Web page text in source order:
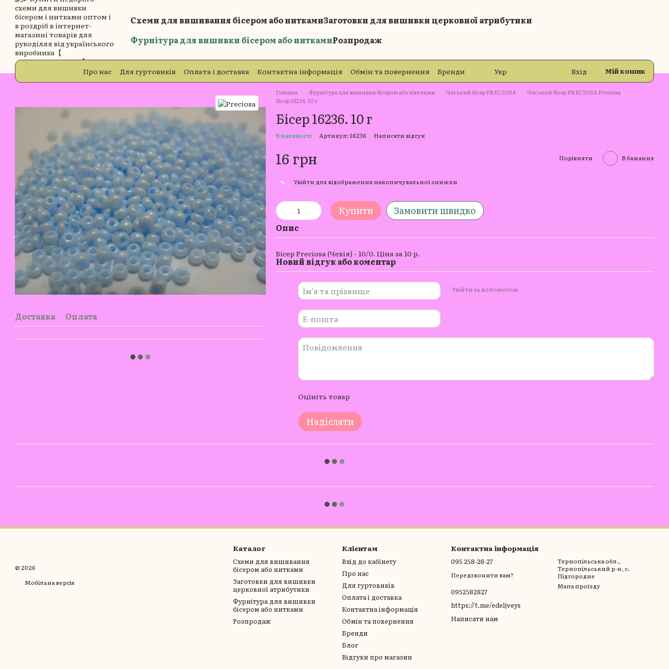
Перейти до основного контенту
Схеми для вишивання бісером або ниткамиЗаготовки для вишивки церковної атрибутики
Фурнітура для вишивки бісером або ниткамиРозпродаж
Про нас Для гуртовиків Оплата і доставка Контактна інформація Обмін та повернення
Бренди
Блог
Відгуки про магазин
Укр Вхід Мій кошик
Доставка Оплата
Головна Фурнітура для вишивки бісером або нитками Чеський бісер PRECIOSA
Чеський бісер PRECIOSA Preciosa
Бісер 16236. 10 г
Бісер 16236. 10 г
В наявності Артикул: 16236 Написати відгук
16 грн Порівняти В бажання
% Увійти для відображення накопичувальної знижки
Купити Замовити швидко
Опис
Бісер Preciosa (Чехія) - 10/0. Ціна за 10 р.
Новий відгук або коментар
Увійти за допомогою
Оцініть товар
Надіслати
© 2026
Мобільна версія
Каталог
Схеми для вишивання
бісером або нитками
Заготовки для вишивки
церковної атрибутики
Фурнітура для вишивки
бісером або нитками
Розпродаж
Клієнтам
Вхід до кабінету
Про нас
Для гуртовиків
Оплата і доставка
Контактна інформація
Обмін та повернення
Бренди
Блог
Відгуки про магазин
Контактна інформація
095 258-28-27
Передзвонити вам?
0952582827
https://t.me/edeljveys
Написати нам
Тернопільська обл.,
Тернопільський р-н, с.
Підгородне
Мапа проїзду